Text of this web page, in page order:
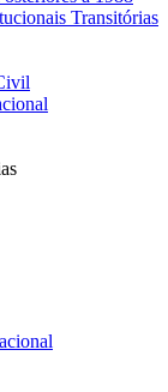
Transitórias